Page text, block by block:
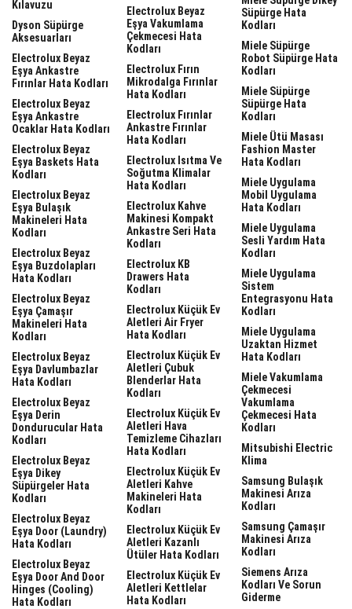
Kılavuzu
Dyson Süpürge
Aksesuarları
Electrolux Beyaz
Eşya Ankastre
Fırınlar Hata Kodları
Electrolux Beyaz
Eşya Ankastre
Ocaklar Hata Kodları
Electrolux Beyaz
Eşya Baskets Hata
Kodları
Electrolux Beyaz
Eşya Bulaşık
Makineleri Hata
Kodları
Electrolux Beyaz
Eşya Buzdolapları
Hata Kodları
Electrolux Beyaz
Eşya Çamaşır
Makineleri Hata
Kodları
Electrolux Beyaz
Eşya Davlumbazlar
Hata Kodları
Electrolux Beyaz
Eşya Derin
Dondurucular Hata
Kodları
Electrolux Beyaz
Eşya Dikey
Süpürgeler Hata
Kodları
Electrolux Beyaz
Eşya Door (laundry)
Hata Kodları
Electrolux Beyaz
Eşya Door And Door
Hinges (cooling)
Hata Kodları
Electrolux Beyaz
Eşya Vakumlama
Çekmecesi Hata
Kodları
Electrolux Fırın
Mikrodalga Fırınlar
Hata Kodları
Electrolux Fırınlar
Ankastre Fırınlar
Hata Kodları
Electrolux Isıtma Ve
Soğutma Klimalar
Hata Kodları
Electrolux Kahve
Makinesi Kompakt
Ankastre Seri Hata
Kodları
Electrolux KB
Drawers Hata
Kodları
Electrolux Küçük Ev
Aletleri Air Fryer
Hata Kodları
Electrolux Küçük Ev
Aletleri Çubuk
Blenderlar Hata
Kodları
Electrolux Küçük Ev
Aletleri Hava
Temizleme Cihazları
Hata Kodları
Electrolux Küçük Ev
Aletleri Kahve
Makineleri Hata
Kodları
Electrolux Küçük Ev
Aletleri Kazanlı
Ütüler Hata Kodları
Electrolux Küçük Ev
Aletleri Kettlelar
Hata Kodları
Süpürge Hata
Kodları
Miele Süpürge
Robot Süpürge Hata
Kodları
Miele Süpürge
Süpürge Hata
Kodları
Miele Ütü Masası
Fashion Master
Hata Kodları
Miele Uygulama
Mobil Uygulama
Hata Kodları
Miele Uygulama
Sesli Yardım Hata
Kodları
Miele Uygulama
Sistem
Entegrasyonu Hata
Kodları
Miele Uygulama
Uzaktan Hizmet
Hata Kodları
Miele Vakumlama
Çekmecesi
Vakumlama
Çekmecesi Hata
Kodları
Mitsubishi Electric
Klima
Samsung Bulaşık
Makinesi Arıza
Kodları
Samsung Çamaşır
Makinesi Arıza
Kodları
Siemens Arıza
Kodları Ve Sorun
Giderme